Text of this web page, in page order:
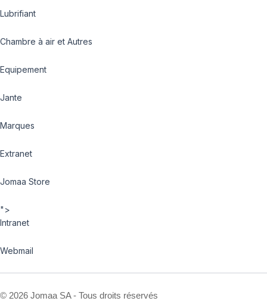
Lubrifiant
Chambre à air et Autres
Equipement
Jante
Marques
Extranet
Jomaa Store
">
Intranet
Webmail
© 2026 Jomaa SA - Tous droits réservés